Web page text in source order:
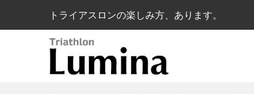
トライアスロンの楽しみ方、あります。